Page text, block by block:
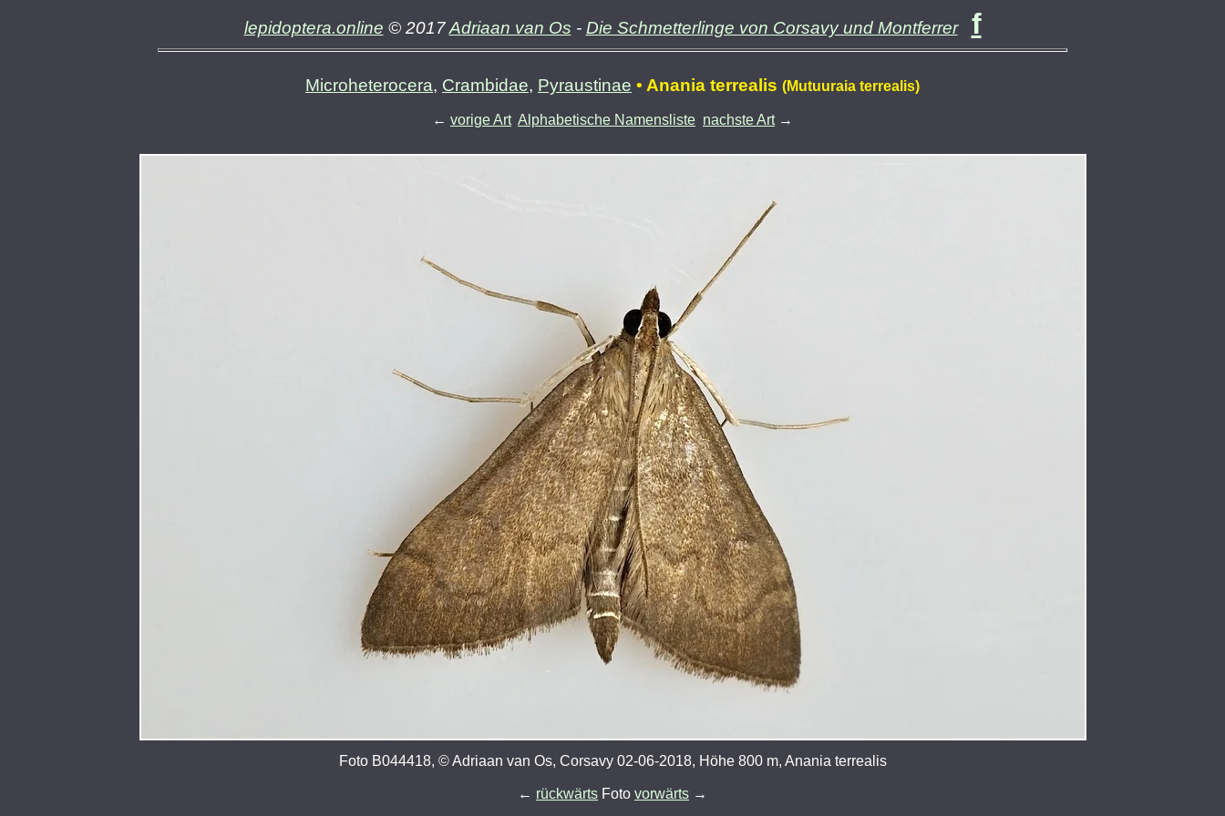
lepidoptera.online © 2017Adriaan van Os - Die Schmetterlinge von Corsavy und Montferrer f
Microheterocera, Crambidae, Pyraustinae • Anania terrealis (Mutuuraia terrealis)
← vorige Art Alphabetische Namensliste nachste Art→
Foto B044418, © Adriaan van Os, Corsavy 02-06-2018, Höhe 800 m, Anania terrealis
← rückwärts Foto vorwärts →